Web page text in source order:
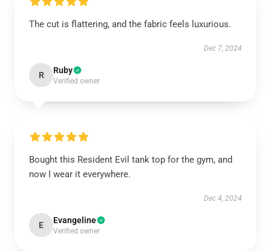
The cut is flattering, and the fabric feels luxurious.
Dec 7, 2024
R Ruby
Verified owner
Bought this Resident Evil tank top for the gym, and
now I wear it everywhere.
Dec 4, 2024
E Evangeline
Verified owner